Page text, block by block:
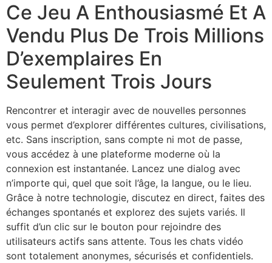
Ce Jeu A Enthousiasmé Et A
Vendu Plus De Trois Millions
D’exemplaires En
Seulement Trois Jours
Rencontrer et interagir avec de nouvelles personnes
vous permet d’explorer différentes cultures, civilisations,
etc. Sans inscription, sans compte ni mot de passe,
vous accédez à une plateforme moderne où la
connexion est instantanée. Lancez une dialog avec
n’importe qui, quel que soit l’âge, la langue, ou le lieu.
Grâce à notre technologie, discutez en direct, faites des
échanges spontanés et explorez des sujets variés. Il
suffit d’un clic sur le bouton pour rejoindre des
utilisateurs actifs sans attente. Tous les chats vidéo
sont totalement anonymes, sécurisés et confidentiels.